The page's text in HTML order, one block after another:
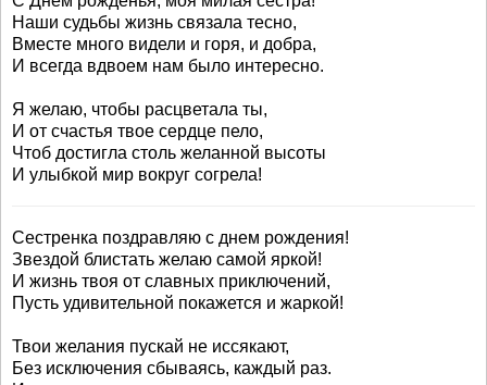
Наши судьбы жизнь связала тесно,
Вместе много видели и горя, и добра,
И всегда вдвоем нам было интересно.
Я желаю, чтобы расцветала ты,
И от счастья твое сердце пело,
Чтоб достигла столь желанной высоты
И улыбкой мир вокруг согрела!
Сестренка поздравляю с днем рождения!
Звездой блистать желаю самой яркой!
И жизнь твоя от славных приключений,
Пусть удивительной покажется и жаркой!
Твои желания пускай не иссякают,
Без исключения сбываясь, каждый раз.